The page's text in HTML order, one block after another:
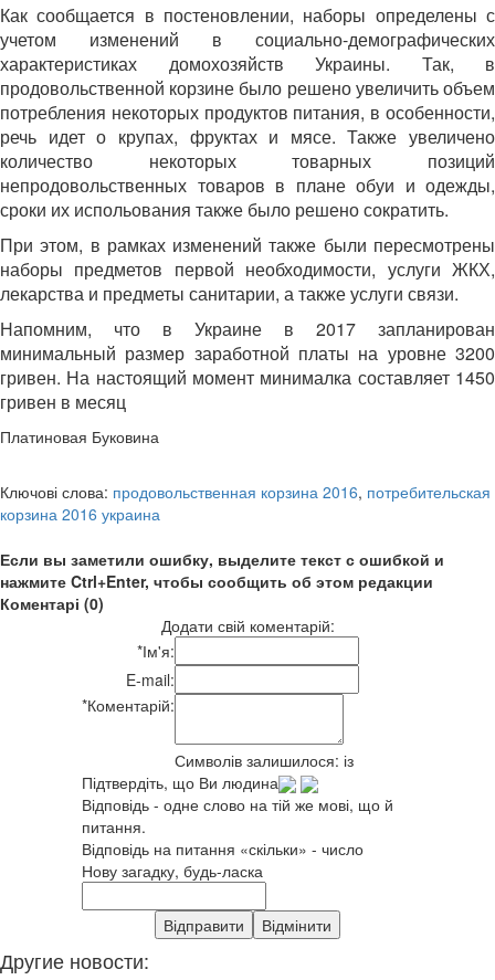
Как сообщается в постеновлении, наборы определены с
учетом изменений в социально-демографических
характеристиках домохозяйств Украины. Так, в
продовольственной корзине было решено увеличить объем
потребления некоторых продуктов питания, в особенности,
речь идет о крупах, фруктах и мясе. Также увеличено
количество некоторых товарных позиций
непродовольственных товаров в плане обуи и одежды,
сроки их испольования также было решено сократить.
При этом, в рамках изменений также были пересмотрены
наборы предметов первой необходимости, услуги ЖКХ,
лекарства и предметы санитарии, а также услуги связи.
Напомним, что в Украине в 2017 запланирован
минимальный размер заработной платы на уровне 3200
гривен. На настоящий момент минималка составляет 1450
гривен в месяц
Платиновая Буковина
Ключові слова: продовольственная корзина 2016, потребительская
корзина 2016 украина
Если вы заметили ошибку, выделите текст с ошибкой и
нажмите Ctrl+Enter, чтобы сообщить об этом редакции
Коментарі (0)
Додати свій коментарій:
*Ім'я:
E-mail:
*Коментарій:
Символів залишилося: із
Підтвердіть, що Ви людина
Відповідь - одне слово на тій же мові, що й
питання.
Відповідь на питання «скільки» - число
Нову загадку, будь-ласка
Другие новости: